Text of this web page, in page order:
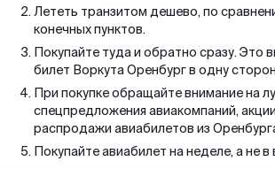
Лететь транзитом дешево, по
конечных пунктов.
Покупайте туда и обратно сразу. Это
билет Воркута Оренбург в одну
При покупке обращайте внимание на
спецпредложения авиакомпаний,
распродажи авиабилетов из
Покупайте авиабилет на неделе, а не